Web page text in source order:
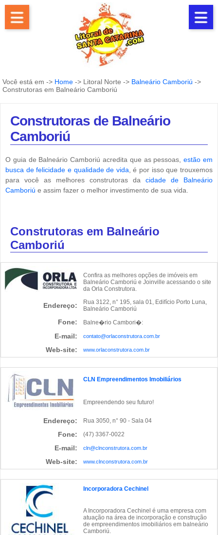
Você está em -> Home -> Litoral Norte -> Balneário Camboriú ->
Construtoras em Balneário Camboriú
Construtoras de Balneário
Camboriú
O guia de Balneário Camboriú acredita que as pessoas,estão em
busca de felicidade e qualidade de vida , é por isso que trouxemos
para você as melhores construtoras da cidade de Balneário
Camboriú e assim fazer o melhor investimento de sua vida.
Construtoras em Balneário
Camboriú
Confira as melhores opções de imóveis em
Balneário Camboriú e Joinville acessando o site
da Orla Construtora.
Endereço:
Rua 3122, n° 195, sala 01, Edifício Porto Luna,
Balneário Camboriú
Fone: Balne�rio Cambori�:
E-mail: contato@orlaconstrutora.com.br
Web-site: www.orlaconstrutora.com.br
CLN Empreendimentos Imobiliários
Empreendendo seu futuro!
Endereço: Rua 3050, n° 90 - Sala 04
Fone: (47) 3367-0022
E-mail: cln@clnconstrutora.com.br
Web-site: www.clnconstrutora.com.br
Incorporadora Cechinel
A Incorporadora Cechinel é uma empresa com
atuação na área de incorporação e construção
de empreendimentos imobiliários em balneário
Camboriú.